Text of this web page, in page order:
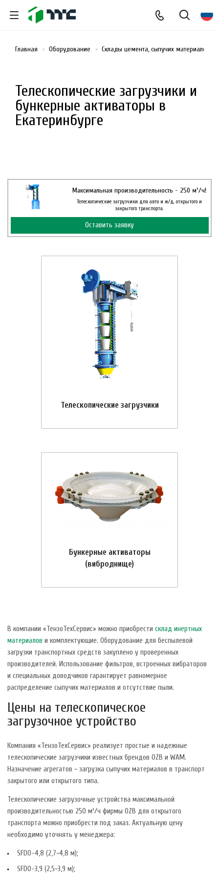
Телескопические загрузчики и
бункерные активаторы в
Екатеринбурге
Главная Оборудование Склады цемента, сыпучих материалов и
Максимальная производительность - 250 м³/ч!
Телескопические загрузчики для авто и ж/д, открытого и
закрытого транспорта.
Оставить заявку
Телескопические загрузчики
Бункерные активаторы
(виброднище)
В компании «ТензоТехСервис» можно приобрести склад инертных
материалов и комплектующие. Оборудование для беспылевой
загрузки транспортных средств закуплено у проверенных
производителей. Использование фильтров, встроенных вибраторов
и специальных доводчиков гарантирует равномерное
распределение сыпучих материалов и отсутствие пыли.
Цены на телескопическое
загрузочное устройство
Компания «ТензоТехСервис» реализует простые и надежные
телескопические загрузчики известных брендов OZB и WAM.
Назначение агрегатов − загрузка сыпучих материалов в транспорт
закрытого или открытого типа.
Телескопические загрузочные устройства максимальной
производительностью 250 м³/ч фирмы OZB для открытого
транспорта можно приобрести под заказ. Актуальную цену
необходимо уточнять у менеджера:
SFDO-4,8 (2,7−4,8 м);
SFDO-3,9 (2,5−3,9 м);